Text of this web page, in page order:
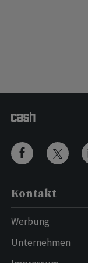
Kontakt
Werbung
Unternehmen